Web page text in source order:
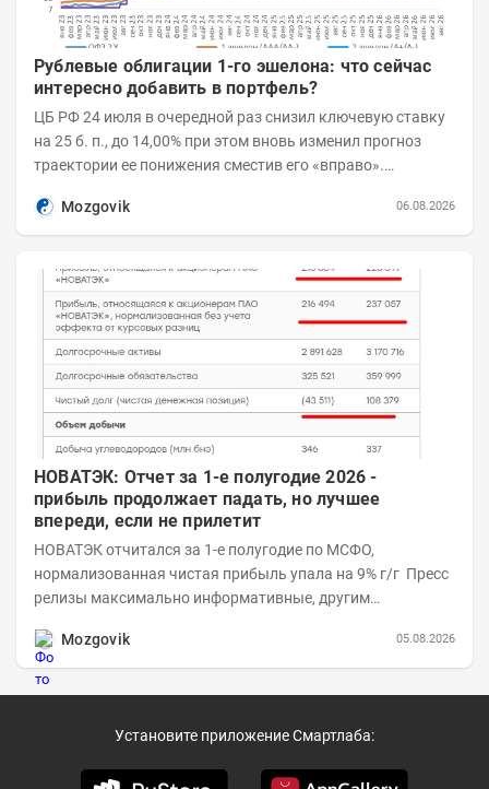
Рублевые облигации 1-го эшелона: что сейчас
интересно добавить в портфель?
ЦБ РФ 24 июля в очередной раз снизил ключевую ставку
на 25 б. п., до 14,00% при этом вновь изменил прогноз
траектории ее понижения сместив его «вправо».
Mozgovik
06.08.2026
НОВАТЭК: Отчет за 1-е полугодие 2026 -
прибыль продолжает падать, но лучшее
впереди, если не прилетит
НОВАТЭК отчитался за 1-е полугодие по МСФО,
нормализованная чистая прибыль упала на 9% г/г Пресс
релизы максимально информативные, другим
Mozgovik
05.08.2026
Установите приложение Смартлаба: